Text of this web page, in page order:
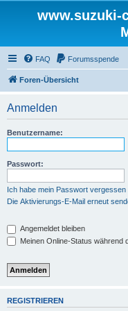
www.suzuki-
FAQ Forumsspende
Foren-Übersicht
Anmelden
Benutzername:
Passwort:
Ich habe mein Passwort vergessen
Die Aktivierungs-E-Mail erneut
Angemeldet bleiben
Meinen Online-Status während
REGISTRIEREN